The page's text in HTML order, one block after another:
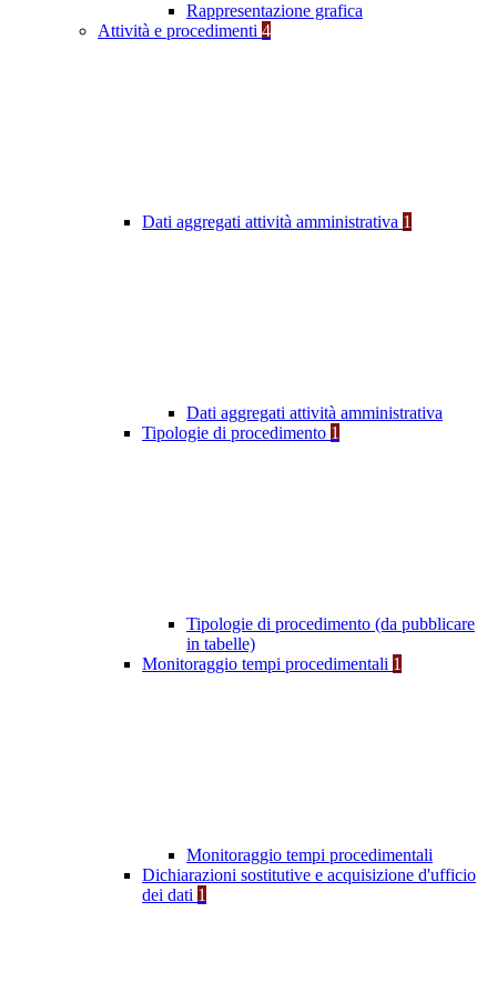
Rappresentazione grafica
Attività e procedimenti 4
Dati aggregati attività amministrativa 1
Dati aggregati attività amministrativa
Tipologie di procedimento 1
Tipologie di procedimento (da pubblicare
in tabelle)
Monitoraggio tempi procedimentali 1
Monitoraggio tempi procedimentali
Dichiarazioni sostitutive e acquisizione d'ufficio
dei dati 1